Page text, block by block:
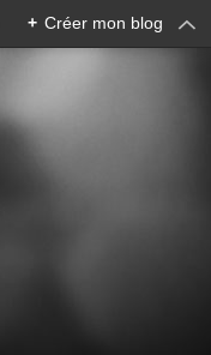
+ Créer mon blog